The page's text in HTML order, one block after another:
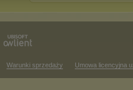
Warunki sprzedaży Umowa licencyjna